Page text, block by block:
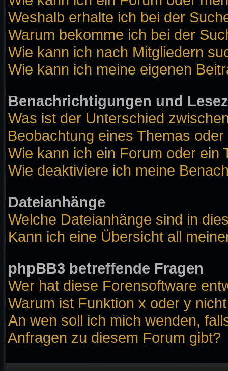
Weshalb erhalte ich bei der
Warum bekomme ich bei der
Wie kann ich nach Mitgliedern
Wie kann ich meine eigenen
Benachrichtigungen und
Was ist der Unterschied
Beobachtung eines Themas
Wie kann ich ein Forum oder ein
Wie deaktiviere ich meine
Dateianhänge
Welche Dateianhänge sind in
Kann ich eine Übersicht all
phpBB3 betreffende Fragen
Wer hat diese Forensoftware
Warum ist Funktion x oder y
An wen soll ich mich wenden,
Anfragen zu diesem Forum gibt?